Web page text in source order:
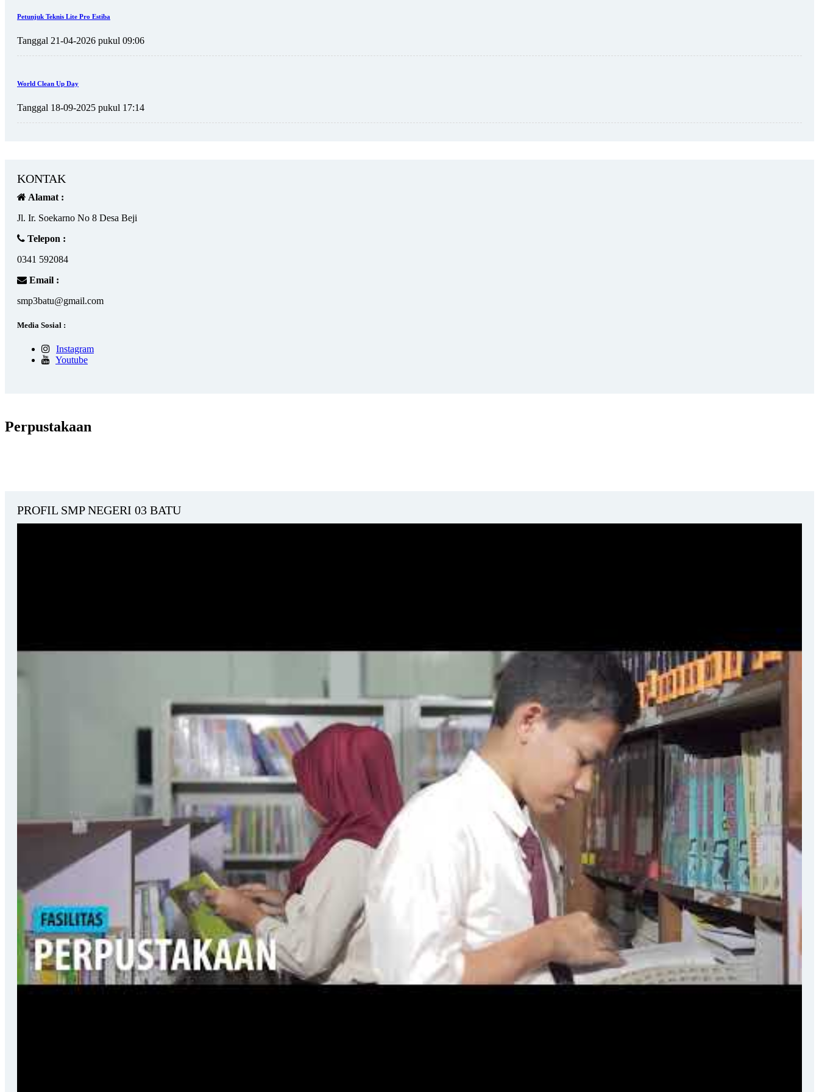
Petunjuk Teknis Lite Pro Estiba
Tanggal 21-04-2026 pukul 09:06
World Clean Up Day
Tanggal 18-09-2025 pukul 17:14
KONTAK
Alamat :
Jl. Ir. Soekarno No 8 Desa Beji
Telepon :
0341 592084
Email :
smp3batu@gmail.com
Media Sosial :
Instagram
Youtube
Perpustakaan
PROFIL SMP NEGERI 03 BATU